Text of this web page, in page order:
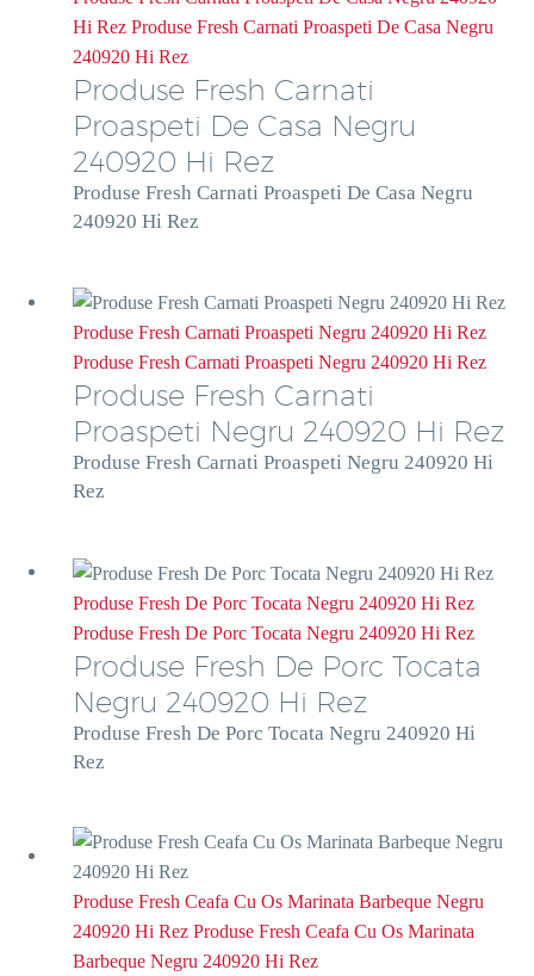
Hi Rez Produse Fresh Carnati Proaspeti De Casa Negru
240920 Hi Rez
Produse Fresh Carnati
Proaspeti De Casa Negru
240920 Hi Rez
Produse Fresh Carnati Proaspeti De Casa Negru
240920 Hi Rez
Produse Fresh Carnati Proaspeti Negru 240920 Hi Rez
Produse Fresh Carnati Proaspeti Negru 240920 Hi Rez
Produse Fresh Carnati
Proaspeti Negru 240920 Hi Rez
Produse Fresh Carnati Proaspeti Negru 240920 Hi
Rez
Produse Fresh De Porc Tocata Negru 240920 Hi Rez
Produse Fresh De Porc Tocata Negru 240920 Hi Rez
Produse Fresh De Porc Tocata
Negru 240920 Hi Rez
Produse Fresh De Porc Tocata Negru 240920 Hi
Rez
Produse Fresh Ceafa Cu Os Marinata Barbeque Negru
240920 Hi Rez Produse Fresh Ceafa Cu Os Marinata
Barbeque Negru 240920 Hi Rez